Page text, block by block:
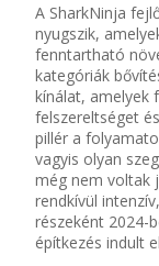
A SharkNinja
nyugszik,
fenntartható
kategóriák
kínálat, amelyek
felszereltséget
pillér a
vagyis olyan
még nem voltak
rendkívül
részeként 2024-
építkezés indult